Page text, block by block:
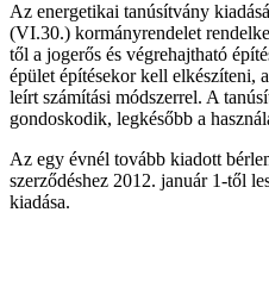
Az energetikai tanúsítvány
(VI.30.) kormányrendelet
től a jogerős és végrehajtható
épület építésekor kell elkészíteni,
leírt számítási módszerrel. A
gondoskodik, legkésőbb a
Az egy évnél tovább kiadott
szerződéshez 2012. január 1-től
kiadása.